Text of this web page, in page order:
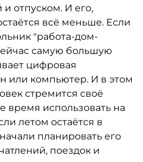
и отпуском. И его,
всё меньше. Если
"работа-дом-
самую большую
цифровая
или компьютер. И в этом
стремится своё
время использовать на
летом остаётся в
планировать его
поездок и